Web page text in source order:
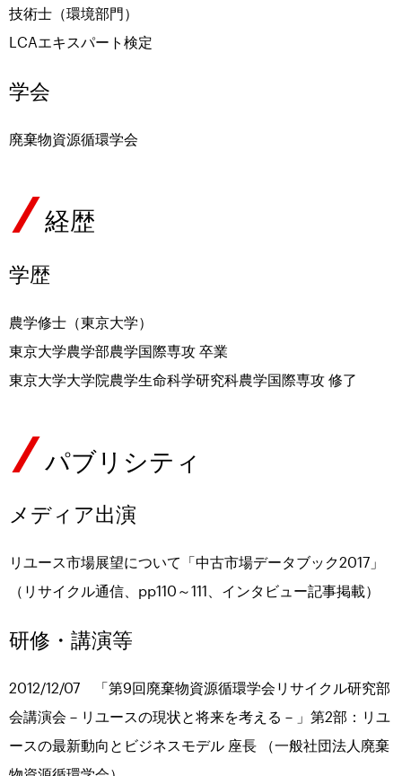
技術士（環境部門）
LCAエキスパート検定
学会
廃棄物資源循環学会
経歴
学歴
農学修士（東京大学）
東京大学農学部農学国際専攻 卒業
東京大学大学院農学生命科学研究科農学国際専攻 修了
パブリシティ
メディア出演
リユース市場展望について「中古市場データブック2017」
（リサイクル通信、pp110～111、インタビュー記事掲載）
研修・講演等
2012/12/07 「第9回廃棄物資源循環学会リサイクル研究部
会講演会－リユースの現状と将来を考える－」第2部：リユ
ースの最新動向とビジネスモデル 座長 （一般社団法人廃棄